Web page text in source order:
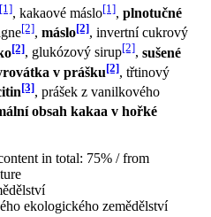
[1], kakaové máslo[1], plnotučné
[2], máslo[2], invertní cukrový
[2], glukózový sirup[2], sušené
v prášku[2], třtinový
[3], prášek z vanilkového
obsah kakaa v hořké
in total: 75% / from
ekologického zemědělství